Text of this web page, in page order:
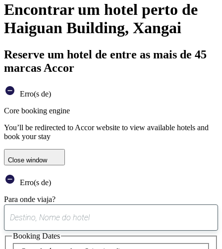
Encontrar um hotel perto de
Haiguan Building, Xangai
Reserve um hotel de entre as mais de 45
marcas Accor
Erro(s de)
Core booking engine
You’ll be redirected to Accor website to view available hotels and
book your stay
Close window
Erro(s de)
Para onde viaja?
sugestão
encontrada
Booking Dates